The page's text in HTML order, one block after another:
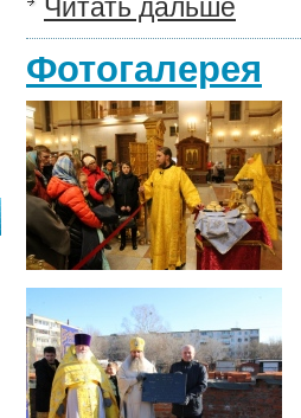
Читать дальше
Фотогалерея